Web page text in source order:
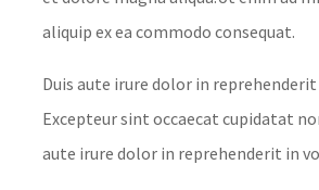
aliquip ex ea commodo consequat.
Duis aute irure dolor in
Excepteur sint occaecat cupidatat
aute irure dolor in reprehenderit in